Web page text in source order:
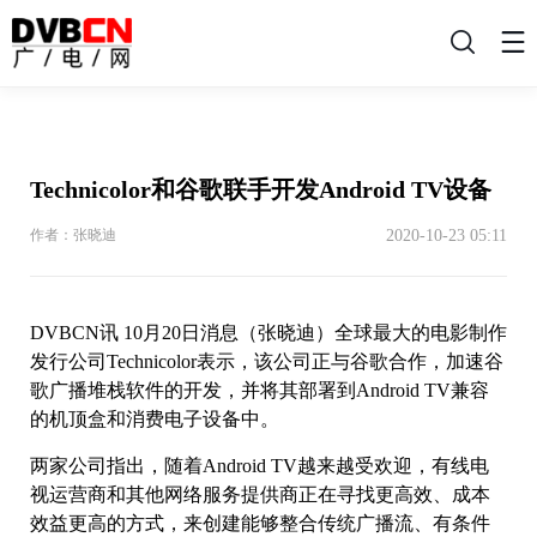
搜
Technicolor和谷歌联手开发Android TV设备
作者：张晓迪 2020-10-23 05:11
DVBCN讯 10月20日消息（张晓迪）全球最大的电影制作
发行公司Technicolor表示，该公司正与谷歌合作，加速谷
歌广播堆栈软件的开发，并将其部署到Android TV兼容
的机顶盒和消费电子设备中。
两家公司指出，随着Android TV越来越受欢迎，有线电
视运营商和其他网络服务提供商正在寻找更高效、成本
效益更高的方式，来创建能够整合传统广播流、有条件